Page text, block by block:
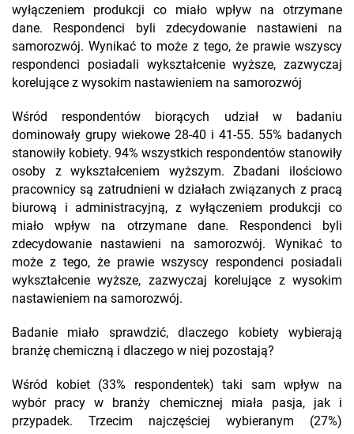
wyłączeniem produkcji co miało wpływ na otrzymane
dane. Respondenci byli zdecydowanie nastawieni na
samorozwój. Wynikać to może z tego, że prawie wszyscy
respondenci posiadali wykształcenie wyższe, zazwyczaj
korelujące z wysokim nastawieniem na samorozwój
Wśród respondentów biorących udział w badaniu
dominowały grupy wiekowe 28-40 i 41-55. 55% badanych
stanowiły kobiety. 94% wszystkich respondentów stanowiły
osoby z wykształceniem wyższym. Zbadani ilościowo
pracownicy są zatrudnieni w działach związanych z pracą
biurową i administracyjną, z wyłączeniem produkcji co
miało wpływ na otrzymane dane. Respondenci byli
zdecydowanie nastawieni na samorozwój. Wynikać to
może z tego, że prawie wszyscy respondenci posiadali
wykształcenie wyższe, zazwyczaj korelujące z wysokim
nastawieniem na samorozwój.
Badanie miało sprawdzić, dlaczego kobiety wybierają
branżę chemiczną i dlaczego w niej pozostają?
Wśród kobiet (33% respondentek) taki sam wpływ na
wybór pracy w branży chemicznej miała pasja, jak i
przypadek. Trzecim najczęściej wybieranym (27%)